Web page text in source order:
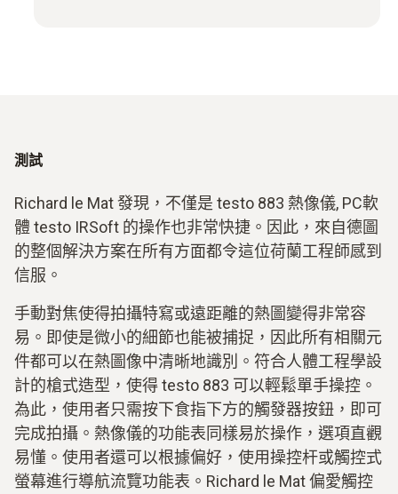
測試
Richard le Mat 發現，不僅是 testo 883 熱像儀, PC軟
體 testo IRSoft 的操作也非常快捷。因此，來自德圖
的整個解決方案在所有方面都令這位荷蘭工程師感到
信服。
手動對焦使得拍攝特寫或遠距離的熱圖變得非常容
易。即使是微小的細節也能被捕捉，因此所有相關元
件都可以在熱圖像中清晰地識別。符合人體工程學設
計的槍式造型，使得 testo 883 可以輕鬆單手操控。
為此，使用者只需按下食指下方的觸發器按鈕，即可
完成拍攝。熱像儀的功能表同樣易於操作，選項直觀
易懂。使用者還可以根據偏好，使用操控杆或觸控式
螢幕進行導航流覽功能表。Richard le Mat 偏愛觸控